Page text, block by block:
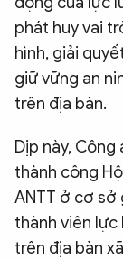
phát huy vai
hình, giải
giữ vững an
trên địa bàn.
Dịp này,
thành công
ANTT ở cơ sở
thành viên
trên địa bàn